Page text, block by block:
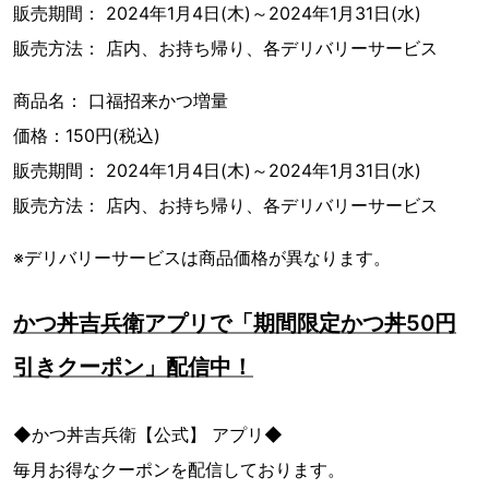
販売期間： 2024年1月4日(木)～2024年1月31日(水)
販売方法： 店内、お持ち帰り、各デリバリーサービス
商品名： 口福招来かつ増量
価格：150円(税込)
販売期間： 2024年1月4日(木)～2024年1月31日(水)
販売方法： 店内、お持ち帰り、各デリバリーサービス
※デリバリーサービスは商品価格が異なります。
かつ丼吉兵衛アプリで「期間限定かつ丼50円
引きクーポン」配信中！
◆かつ丼吉兵衛【公式】 アプリ◆
毎月お得なクーポンを配信しております。